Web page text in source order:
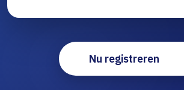
Nu registreren